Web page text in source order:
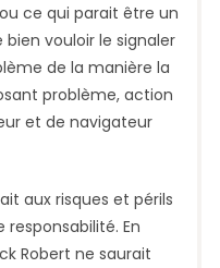
ce qui parait être un
vouloir le signaler
de la manière la
problème, action
et de navigateur
aux risques et périls
responsabilité. En
Robert ne saurait